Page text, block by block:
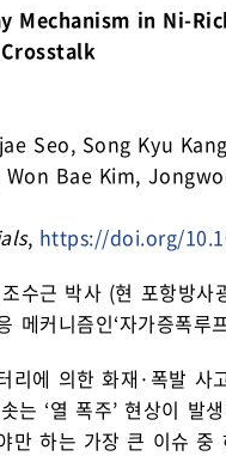
Mechanism in Ni-
Seo, Song Kyu
Won Bae Kim,
, https://doi.org/
수근 박사 (현 포항방
메커니즘인‘자가증폭
리에 의한 화재·폭발
는 ‘열 폭주’ 현상이 발
만 하는 가장 큰 이슈